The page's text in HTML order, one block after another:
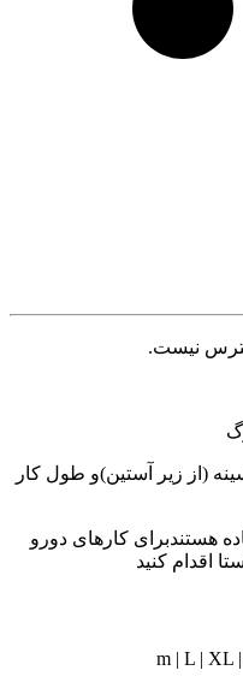
نیست.
(از زیر آستین)و طول کار
هستندبرای کارهای دورو
اقدام کنید
m | L | XL